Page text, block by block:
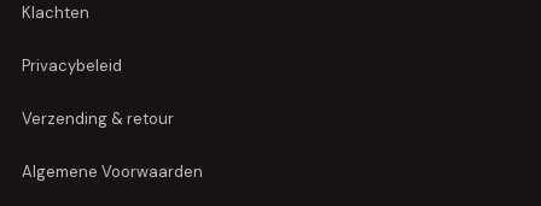
Klachten
Privacybeleid
Verzending & retour
Algemene Voorwaarden